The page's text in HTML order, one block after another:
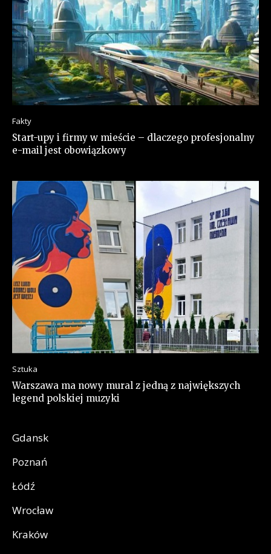
Fakty
Start-upy i firmy w mieście – dlaczego profesjonalny
e-mail jest obowiązkowy
Sztuka
Warszawa ma nowy mural z jedną z największych
legend polskiej muzyki
Gdansk
Poznań
Łódź
Wrocław
Kraków